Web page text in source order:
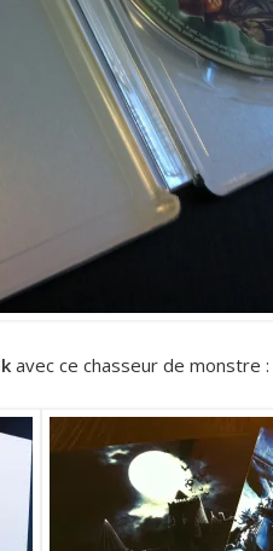
avec ce chasseur de monstre :